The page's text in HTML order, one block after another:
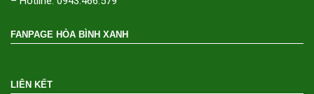
FANPAGE HÒA BÌNH XANH
LIÊN KẾT